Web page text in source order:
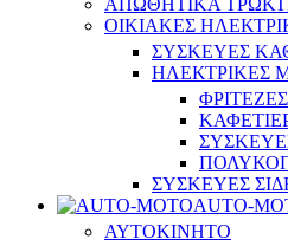
ΑΠΩΘΗΤΙΚΑ
ΟΙΚΙΑΚΕΣ
ΣΥΣΚΕΥΕΣ
ΗΛΕΚΤΡΙΚΕΣ
ΦΡΙΤΕΖΕΣ
ΣΥΣΚΕΥΕΣ
AUTO-
ΑΥΤΟΚΙΝΗΤΟ